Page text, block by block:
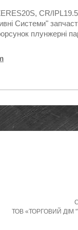
CR/
Системи"
плунжерні